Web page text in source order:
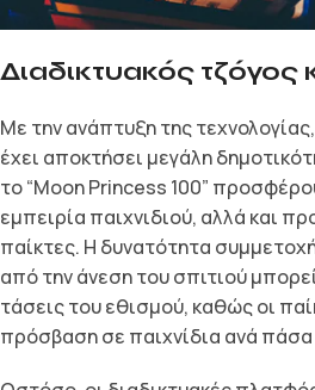
Διαδικτυακός τζόγος
Με την ανάπτυξη της
έχει αποκτήσει μεγάλη
το “Moon Princess 100”
εμπειρία παιχνιδιού, αλλά και
παίκτες. Η δυνατότητα
από την άνεση του σπιτιού
τάσεις του εθισμού, καθώς οι
πρόσβαση σε παιχνίδια ανά πάσα